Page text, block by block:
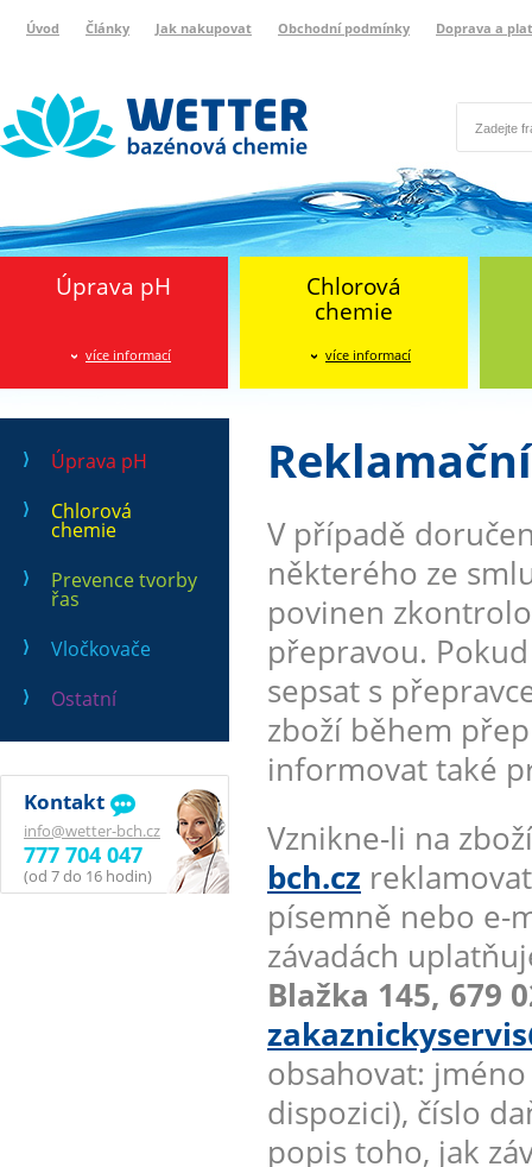
Úvod Články Jak nakupovat Obchodní podmínky Doprava a
Úprava pH
více informací
Chlorová
chemie
více informací
Úprava pH
Chlorová
chemie
Prevence tvorby
řas
Vločkovače
Ostatní
Kontakt
info@wetter-bch.cz
777 704 047
(od 7 do 16 hodin)
V případě
některého ze
povinen
přepravou.
sepsat s
zboží během
informovat také
Vznikne-li na
bch.cz
písemně nebo e-
závadách
Blažka 145, 679
obsahovat:
dispozici), číslo
popis toho, jak